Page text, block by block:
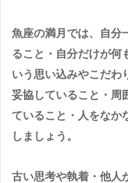
魚座の満月では、自分
ること・自分だけが何
いう思い込みやこだわ
妥協していること・周
ていること・人をな
しましょう。
古い思考や執着・他人